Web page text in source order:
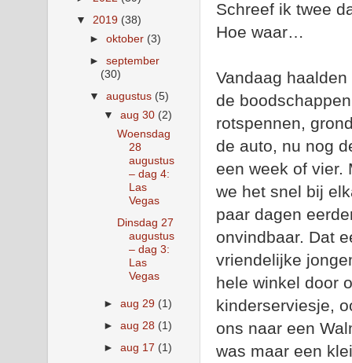
Schreef ik twee
Hoe waar…
Vandaag
de
rotspennen,
de auto, nu nog
een week of vier.
we het snel bij
paar dagen
onvindbaar. Dat
vriendelijke
hele winkel door
kinderserviesje,
ons naar een
was maar een
▼ 2019 (38)
►oktober (3)
►september
(30)
▼augustus (5)
▼ aug 30 (2)
Woensdag
28
augustus
– dag 4:
Las
Vegas
Dinsdag 27
augustus
– dag 3:
Las
Vegas
► aug 29 (1)
► aug 28 (1)
► aug 17 (1)